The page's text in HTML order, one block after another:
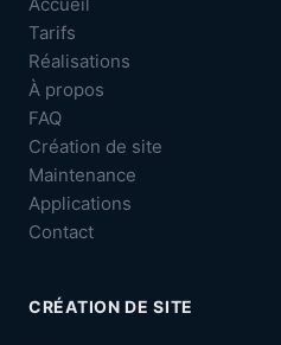
Tarifs
Réalisations
À propos
FAQ
Création de site
Maintenance
Applications
Contact
CRÉATION DE SITE